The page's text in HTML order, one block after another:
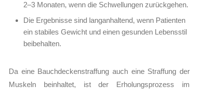
2–3 Monaten, wenn die Schwellungen zurückgehen.
Die Ergebnisse sind langanhaltend, wenn Patienten
ein stabiles Gewicht und einen gesunden Lebensstil
beibehalten.
Da eine Bauchdeckenstraffung auch eine Straffung der
Muskeln beinhaltet, ist der Erholungsprozess im